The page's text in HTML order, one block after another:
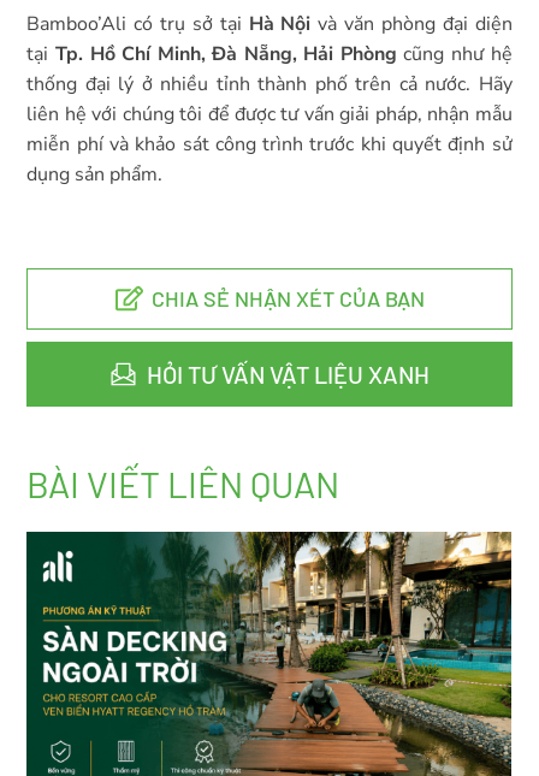
Bamboo’Ali có trụ sở tại Hà Nội và văn phòng đại diện
tại Tp. Hồ Chí Minh, Đà Nẵng, Hải Phòng cũng như hệ
thống đại lý ở nhiều tỉnh thành phố trên cả nước. Hãy
liên hệ với chúng tôi để được tư vấn giải pháp, nhận mẫu
miễn phí và khảo sát công trình trước khi quyết định sử
dụng sản phẩm.
CHIA SẺ NHẬN XÉT CỦA BẠN
HỎI TƯ VẤN VẬT LIỆU XANH
BÀI VIẾT LIÊN QUAN